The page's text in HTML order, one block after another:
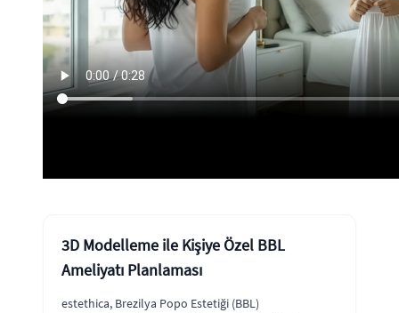
3D Modelleme ile Kişiye Özel BBL
Ameliyatı Planlaması
estethica, Brezilya Popo Estetiği (BBL)